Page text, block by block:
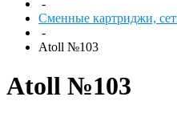
-
Сменные картриджи,
-
Atoll №103
Atoll №103